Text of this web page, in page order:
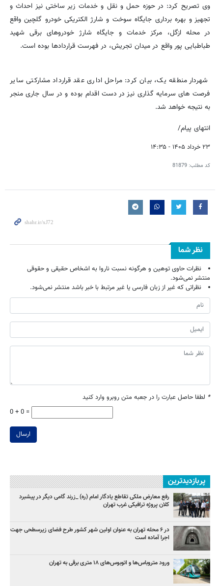
وی تصریح کرد: در حوزه حمل و نقل و خدمات زیر ساختی نیز احداث و
تجهیز و بهره برداری جایگاه سوخت و شارژ الکتریکی خودرو گلچین واقع
در محله ازگل، مرکز خدمات و جایگاه شارژ خودروهای برقی شهید
طباطبایی پور واقع در میدان تجریش، در فهرست قراردادها بوده است.
شهردار منطقه یک، بیان کرد: مراحل اداری عقد قرارداد مشارکتی سایر
فرصت های سرمایه گذاری نیز در دست اقدام بوده و در سال جاری منجر
به نتیجه خواهد شد.
انتهای پیام/
۲۳ خرداد ۱۴۰۵ - ۱۴:۳۵
کد مطلب: 81879
نظر شما
نظرات حاوی توهین و هرگونه نسبت ناروا به اشخاص حقیقی و حقوقی
منتشر نمی‌شود.
نظراتی که غیر از زبان فارسی یا غیر مرتبط با خبر باشد منتشر نمی‌شود.
* لطفا حاصل عبارت را در جعبه متن روبرو وارد کنید
0 + 0 =
ارسال
پربازدیدترین
رفع معارض ملکی تقاطع یادگار امام (ره) _زرند گامی دیگر در پیشبرد
کلان پروژه‌ ترافیکی غرب تهران
در ۶ محله تهران به عنوان اولین شهر کشور طرح فضای زیرسطحی جهت
اجرا آماده است
ورود متروباس‌ها و اتوبوس‌های ۱۸ متری برقی به تهران